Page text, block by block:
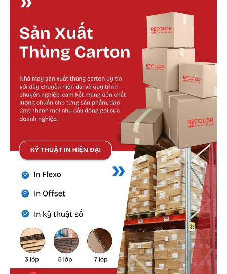
Kiểu dáng:
Quy cách in ấn:
In flexo từ 1 đến 4 màu
Cấu tạo
Cấu tạo bên ngoài
Bên ngoài hộp được thiết kế dạng nắp gài có
khớp gấp chặt, không cần băng keo.
Các đường rãnh bế được thực hiện chính xác
giúp gấp lắp nhanh chóng, giữ phom đẹp và
Bề mặt giấy phù hợp cho nhiều kỹ thuật in,
đảm bảo khả năng thể hiện hình ảnh, logo
thương hiệu rõ nét.
Cấu tạo bên trong
Bên trong hộp chắc chắn, được làm từ loại
giấy carton sóng chất lượng cao.
Không gian vừa vặn giúp giữ cố định sản
phẩm, tránh xô lệch hoặc va đập trong quá